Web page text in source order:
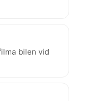
bilen vid